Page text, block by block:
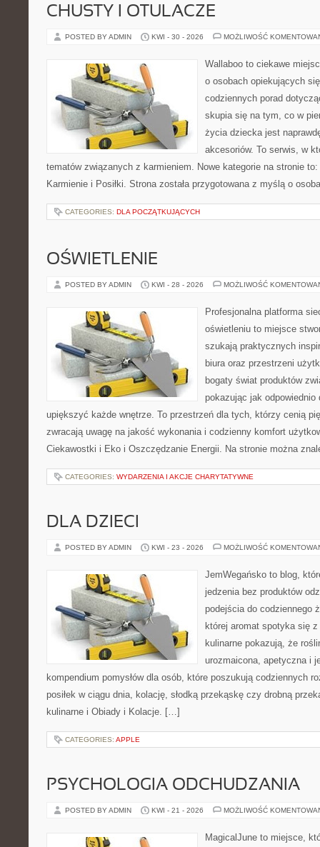
CHUSTY I OTULACZE
POSTED BY ADMIN KWI - 30 - 2026 MOŻLIWOŚĆ
Wallaboo to ciekawe
o osobach opiekujących
codziennych porad
skupia się na tym, co w
życia dziecka jest
akcesoriów. To serwis, w
tematów związanych z karmieniem. Nowe kategorie na stronie
Karmienie i Posiłki. Strona została przygotowana z myślą o
CATEGORIES: DLA POCZĄTKUJĄCYCH
OŚWIETLENIE
POSTED BY ADMIN KWI - 28 - 2026 MOŻLIWOŚĆ
Profesjonalna platforma
oświetleniu to miejsce
szukają praktycznych
biura oraz przestrzeni
bogaty świat produktów
pokazując jak odpowiednio
upiększyć każde wnętrze. To przestrzeń dla tych, którzy cenią
zwracają uwagę na jakość wykonania i codzienny komfort
Ciekawostki i Eko i Oszczędzanie Energii. Na stronie można
CATEGORIES: WYDARZENIA I AKCJE CHARYTATYWNE
DLA DZIECI
POSTED BY ADMIN KWI - 23 - 2026 MOŻLIWOŚĆ
JemWegańsko to blog,
jedzenia bez produktów
podejścia do codziennego
której aromat spotyka się
kulinarne pokazują, że
urozmaicona, apetyczna i
kompendium pomysłów dla osób, które poszukują codziennych
posiłek w ciągu dnia, kolację, słodką przekąskę czy drobną
kulinarne i Obiady i Kolacje. […]
CATEGORIES: APPLE
PSYCHOLOGIA ODCHUDZANIA
POSTED BY ADMIN KWI - 21 - 2026 MOŻLIWOŚĆ
MagicalJune to miejsce,